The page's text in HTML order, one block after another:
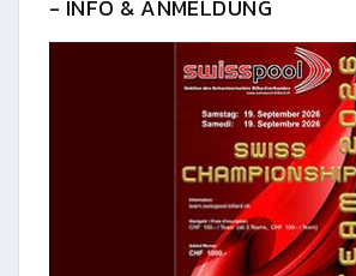
- INFO & ANMELDUNG